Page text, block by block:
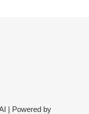
| Powered by